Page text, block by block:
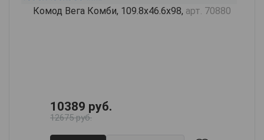
Комод Вега Комби, 109.8х46.6х98, арт. 70880
10389 руб.
12675 руб.